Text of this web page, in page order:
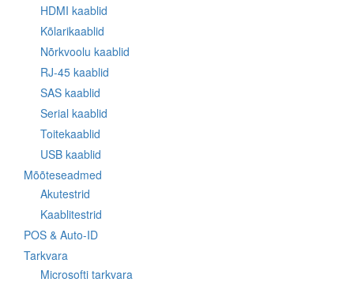
HDMI kaablid
Kõlarikaablid
Nõrkvoolu kaablid
RJ-45 kaablid
SAS kaablid
Serial kaablid
Toitekaablid
USB kaablid
Mõõteseadmed
Akutestrid
Kaablitestrid
POS & Auto-ID
Tarkvara
Microsofti tarkvara